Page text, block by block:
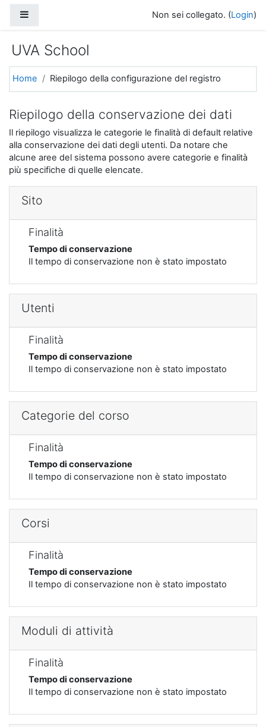
Non sei collegato. (Login)
UVA School
Home Riepilogo della configurazione del registro
Riepilogo della conservazione dei dati
Il riepilogo visualizza le categorie le finalità di default relative
alla conservazione dei dati degli utenti. Da notare che
alcune aree del sistema possono avere categorie e finalità
più specifiche di quelle elencate.
Sito
Finalità
Tempo di conservazione
Il tempo di conservazione non è stato impostato
Utenti
Finalità
Tempo di conservazione
Il tempo di conservazione non è stato impostato
Categorie del corso
Finalità
Tempo di conservazione
Il tempo di conservazione non è stato impostato
Corsi
Finalità
Tempo di conservazione
Il tempo di conservazione non è stato impostato
Moduli di attività
Finalità
Tempo di conservazione
Il tempo di conservazione non è stato impostato